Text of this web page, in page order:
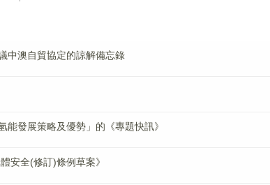
中澳自貿協定的諒解備忘錄
發展策略及優勢」的《專題快訊》
安全(修訂)條例草案》